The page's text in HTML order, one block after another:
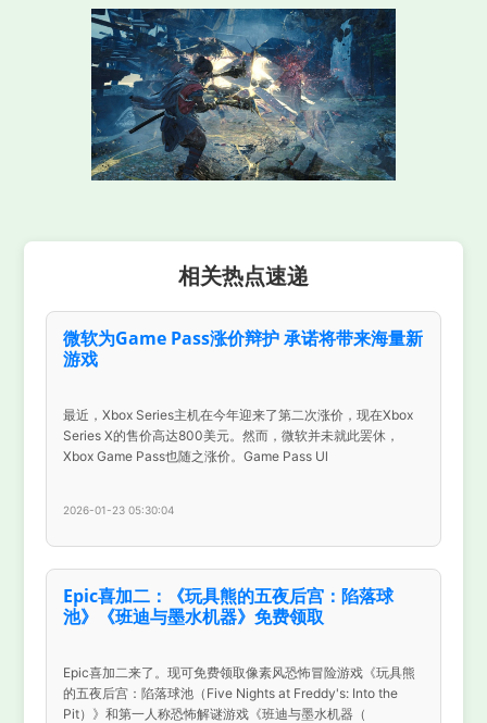
相关热点速递
微软为Game Pass涨价辩护 承诺将带来海量新
游戏
最近，Xbox Series主机在今年迎来了第二次涨价，现在Xbox
Series X的售价高达800美元。然而，微软并未就此罢休，
Xbox Game Pass也随之涨价。Game Pass Ul
2026-01-23 05:30:04
Epic喜加二：《玩具熊的五夜后宫：陷落球
池》《班迪与墨水机器》免费领取
Epic喜加二来了。现可免费领取像素风恐怖冒险游戏《玩具熊
的五夜后宫：陷落球池（Five Nights at Freddy's: Into the
Pit）》和第一人称恐怖解谜游戏《班迪与墨水机器（